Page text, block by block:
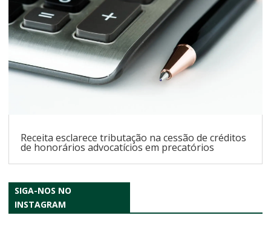
Receita esclarece tributação na cessão de créditos
de honorários advocatícios em precatórios
SIGA-NOS NO
INSTAGRAM